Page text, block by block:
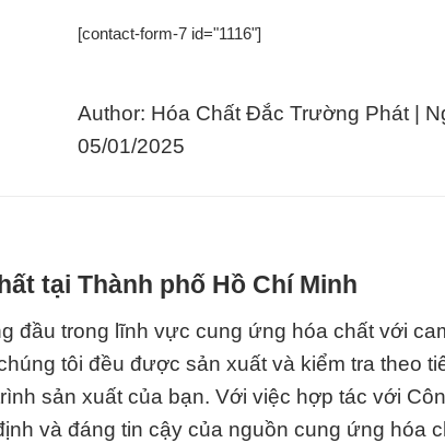
[contact-form-7 id="1116"]
Author: Hóa Chất Đắc Trường Phát |
05/01/2025
tại Thành phố Hồ Chí Minh
đầu trong lĩnh vực cung ứng hóa chất với
tôi đều được sản xuất và kiểm tra theo
sản xuất của bạn. Với việc hợp tác với
và đáng tin cậy của nguồn cung ứng hóa